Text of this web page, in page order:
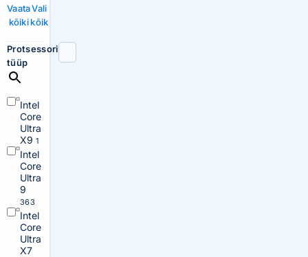
Vaata
kõiki
Vali
kõik
Protsessori
tüüp
Intel
Core
Ultra
X91
Intel
Core
Ultra
9
363
Intel
Core
Ultra
X7